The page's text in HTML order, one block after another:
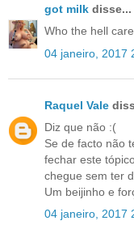
got milk disse...
Who the hell
04 janeiro, 2017
Raquel Vale
Diz que não :(
Se de facto não
fechar este
chegue sem ter
Um beijinho e
04 janeiro, 2017